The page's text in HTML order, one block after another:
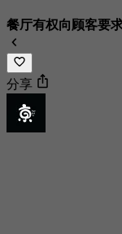
餐厅有权向顾客要
分享